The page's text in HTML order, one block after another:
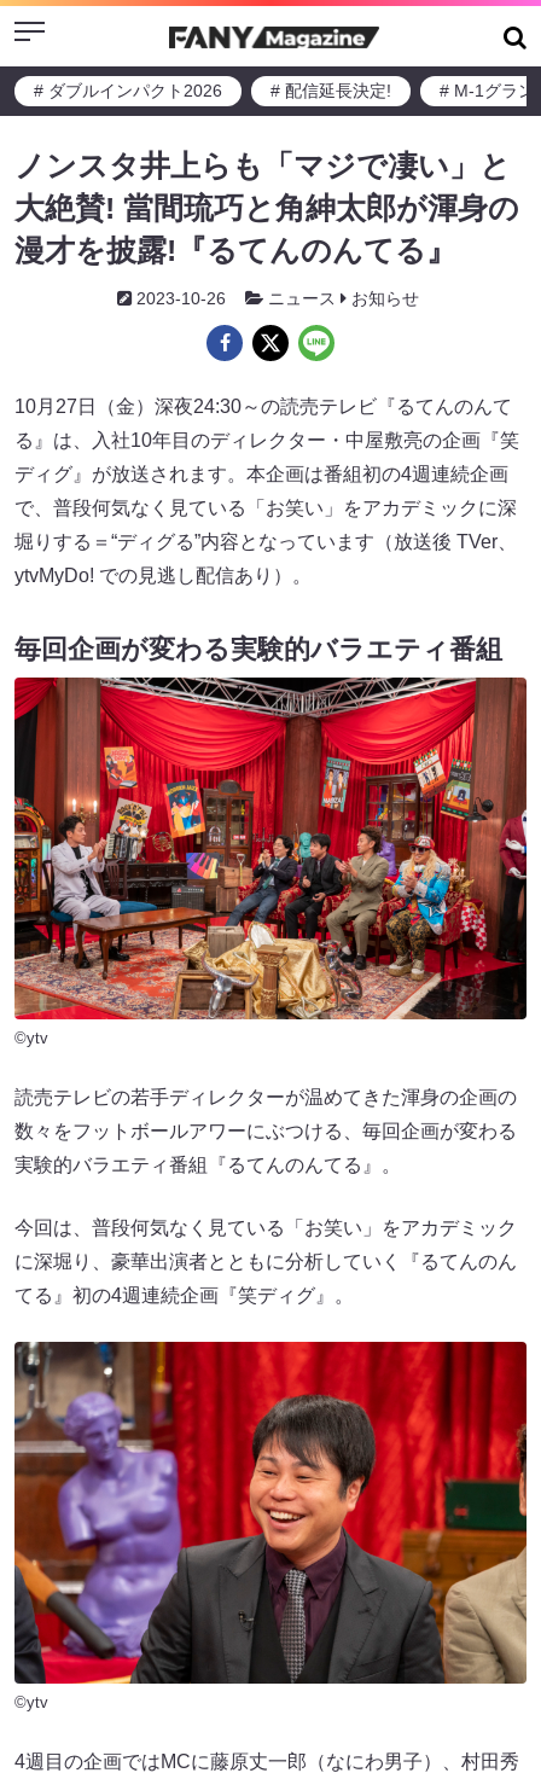
Menu
# ダブルインパクト2026 # 配信延長決定! # M-1グラン
ノンスタ井上らも「マジで凄い」と
大絶賛! 當間琉巧と角紳太郎が渾身の
漫才を披露!『るてんのんてる』
2023-10-26 ニュース お知らせ
10月27日（金）深夜24:30～の読売テレビ『るてんのんて
る』は、入社10年目のディレクター・中屋敷亮の企画『笑
ディグ』が放送されます。本企画は番組初の4週連続企画
で、普段何気なく見ている「お笑い」をアカデミックに深
堀りする＝“ディグる”内容となっています（放送後 TVer、
ytvMyDo! での見逃し配信あり）。
毎回企画が変わる実験的バラエティ番組
©ytv
読売テレビの若手ディレクターが温めてきた渾身の企画の
数々をフットボールアワーにぶつける、毎回企画が変わる
実験的バラエティ番組『るてんのんてる』。
今回は、普段何気なく見ている「お笑い」をアカデミック
に深堀り、豪華出演者とともに分析していく『るてんのん
てる』初の4週連続企画『笑ディグ』。
©ytv
4週目の企画ではMCに藤原丈一郎（なにわ男子）、村田秀